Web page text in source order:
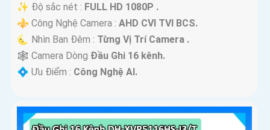
✨ Độ sắc nét : FULL HD 1080P .
⚜️ Công Nghệ Camera : AHD CVI TVI BCS.
🌜 Nhìn Ban Đêm : Từng Vị Trí Camera .
🕸️ Camera Dòng Đầu Ghi 16 kênh.
️💠 Ưu Điểm : Công Nghệ AI.